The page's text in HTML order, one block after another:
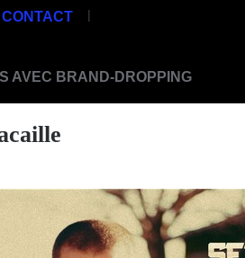
CONTACT |
AVEC BRAND-DROPPING